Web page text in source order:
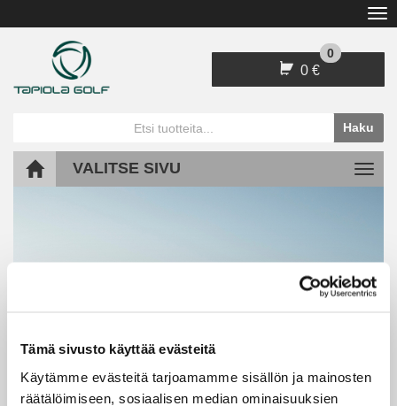
Tämä sivusto käyttää evästeitä
Käytämme evästeitä tarjoamamme sisällön ja mainosten
räätälöimiseen, sosiaalisen median ominaisuuksien
0 €
0
Haku
VALITSE SIVU
Pelioikeudet ja sarjakortit
kaudelle 2026 tilattavissa